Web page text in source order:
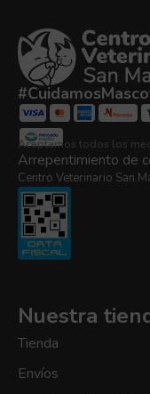
Aceptamos todos los
Arrepentimiento de
Centro Veterinario San
Nuestra
Tienda
Envíos